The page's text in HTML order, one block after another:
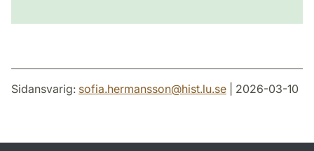
Sidansvarig: sofia.hermansson@hist.lu.se | 2026-03-10